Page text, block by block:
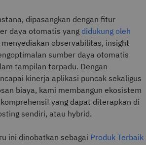
dipasangkan dengan fitur
daya otomatis yang didukung oleh
menyediakan observabilitas, insight
sumber daya otomatis
tampilan terpadu. Dengan
kinerja aplikasi puncak sekaligus
biaya, kami membangun ekosistem
yang dapat diterapkan di
sendiri, atau hybrid.
ini dinobatkan sebagai Produk Terbaik